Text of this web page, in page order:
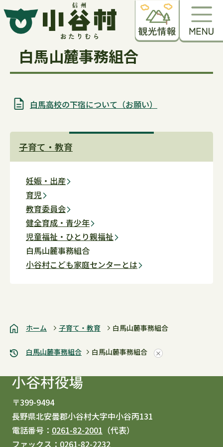
白馬山麓事務組合
白馬高校の下宿について（お願い）
子育て・教育
妊娠・出産
育児
教育委員会
健全育成・青少年
児童福祉・ひとり親福祉
白馬山麓事務組合
小谷村こども家庭センターとは
ホーム 子育て・教育 白馬山麓事務組合
白馬山麓事務組合 白馬山麓事務組合
〒399-9494
長野県北安曇郡小谷村大字中小谷丙131
電話番号： 0261-82-2001 （代表）
ファックス： 0261-82-2232